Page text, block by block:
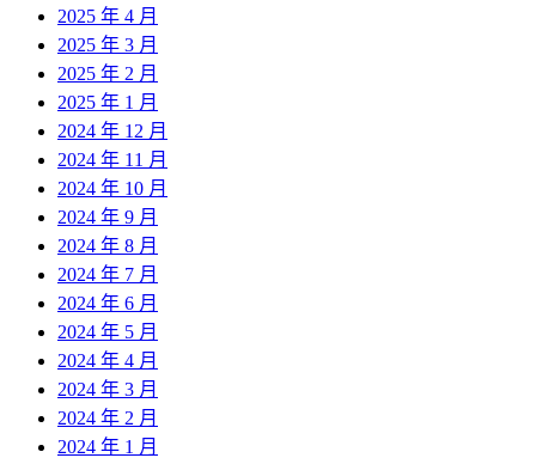
2025 年 4 月
2025 年 3 月
2025 年 2 月
2025 年 1 月
2024 年 12 月
2024 年 11 月
2024 年 10 月
2024 年 9 月
2024 年 8 月
2024 年 7 月
2024 年 6 月
2024 年 5 月
2024 年 4 月
2024 年 3 月
2024 年 2 月
2024 年 1 月